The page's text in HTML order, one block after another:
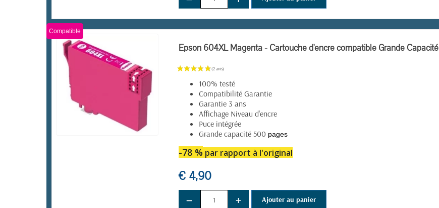
Compatible
Epson 604XL Magenta - Cartouche d'encre compatible Grande Capacité
100% testé
Compatibilité Garantie
Garantie 3 ans
Affichage Niveau d'encre
Puce intégrée
Grande capacité 500 pages
-78 % par rapport à l'original
€ 4,90
− + Ajouter au panier